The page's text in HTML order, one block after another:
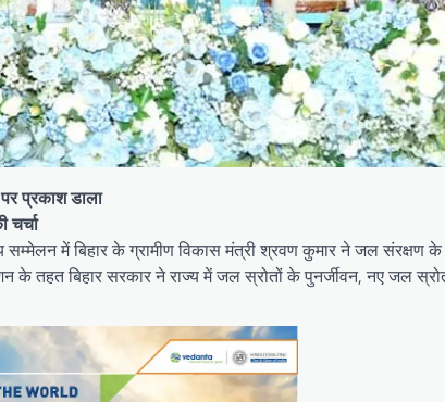
प्रकाश डाला
में बिहार के ग्रामीण विकास मंत्री श्रवण कुमार ने जल संरक्षण के
तहत बिहार सरकार ने राज्य में जल स्रोतों के पुनर्जीवन, नए जल